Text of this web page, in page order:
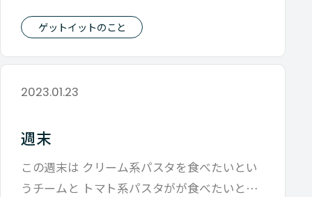
ゲットイットのこと
2023.01.23
週末
この週末は クリーム系パスタを食べたいとい
うチームと トマト系パスタがが食べたいとい